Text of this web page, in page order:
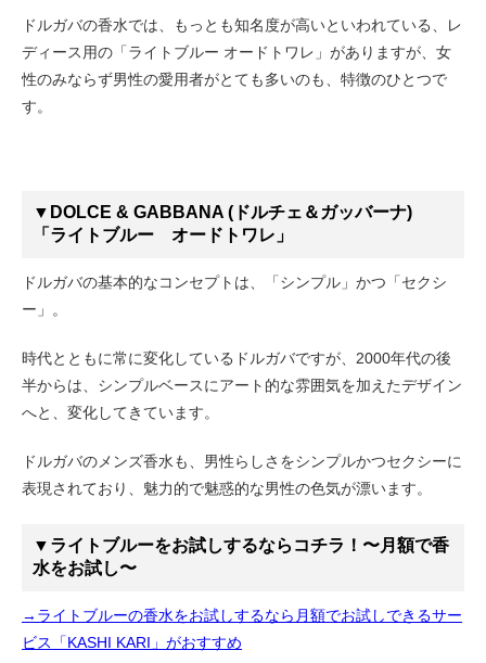
ドルガバの香水では、もっとも知名度が高いといわれている、レ
ディース用の「ライトブルー オードトワレ」がありますが、女
性のみならず男性の愛用者がとても多いのも、特徴のひとつで
す。
▼DOLCE & GABBANA (ドルチェ＆ガッバーナ)
「ライトブルー オードトワレ」
ドルガバの基本的なコンセプトは、「シンプル」かつ「セクシ
ー」。
時代とともに常に変化しているドルガバですが、2000年代の後
半からは、シンプルベースにアート的な雰囲気を加えたデザイン
へと、変化してきています。
ドルガバのメンズ香水も、男性らしさをシンプルかつセクシーに
表現されており、魅力的で魅惑的な男性の色気が漂います。
▼ライトブルーをお試しするならコチラ！〜月額で香
水をお試し〜
→ライトブルーの香水をお試しするなら月額でお試しできるサー
ビス「KASHI KARI」がおすすめ